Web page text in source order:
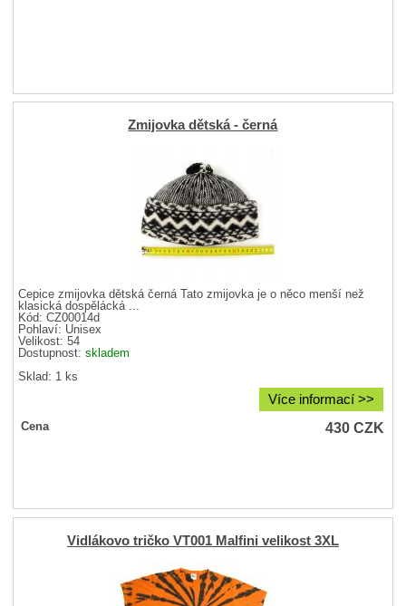
Zmijovka dětská - černá
Čepice zmijovka dětská černá Tato zmijovka je o něco menší než
klasická dospělácká ...
Kód: CZ00014d
Pohlaví: Unisex
Velikost:54
Dostupnost:skladem
Sklad: 1 ks
Více informací >>
Cena 430CZK
Vidlákovo tričko VT001 Malfini velikost 3XL